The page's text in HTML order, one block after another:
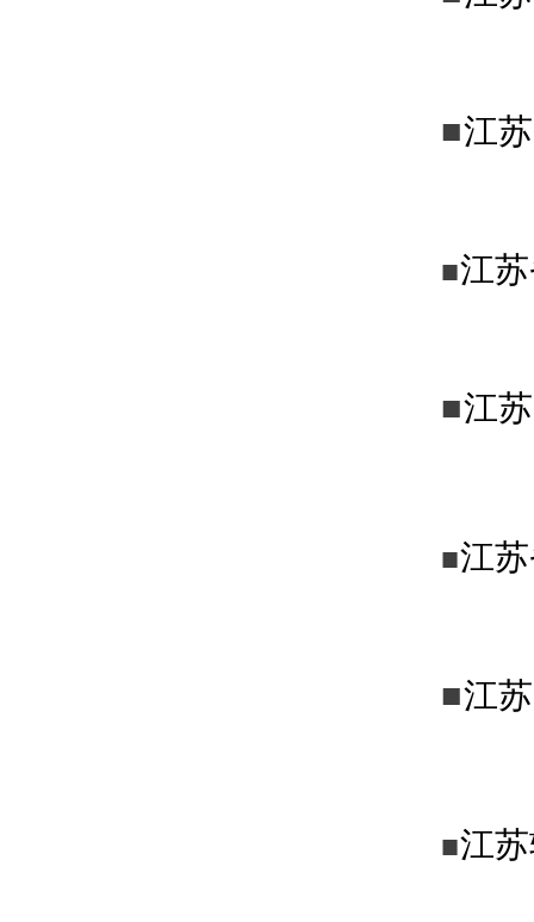
■江
■江
■江
■江
■江
■江